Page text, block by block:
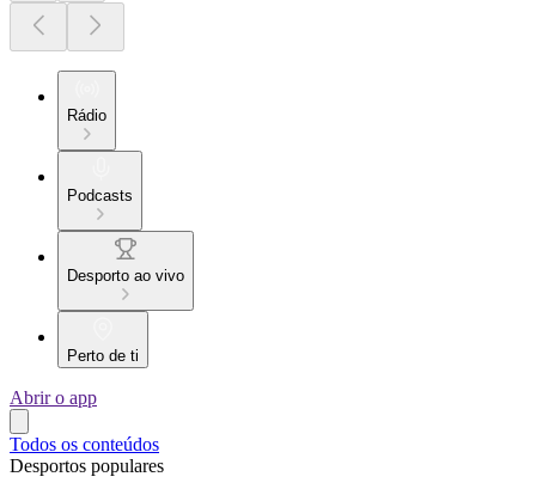
Rádio
Podcasts
Desporto ao vivo
Perto de ti
Abrir o app
Todos os conteúdos
Desportos populares